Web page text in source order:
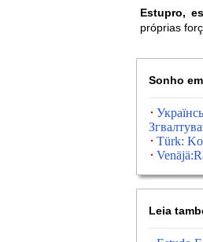
Estupro,
próprias
Sonho
Türk:
Leia